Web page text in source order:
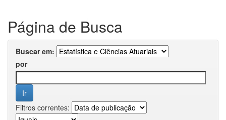
Página de Busca
Buscar em:
por
Filtros correntes: